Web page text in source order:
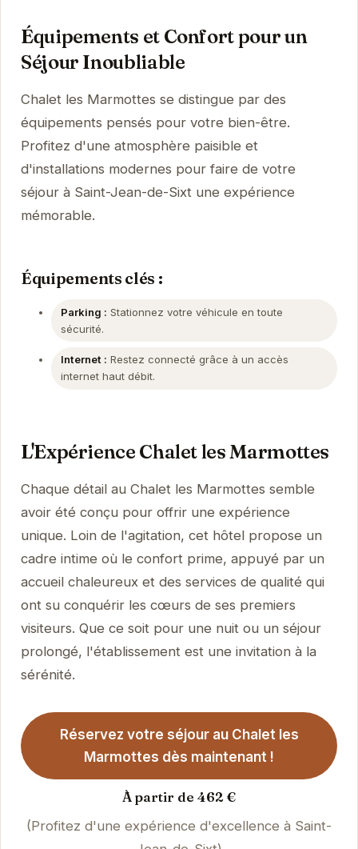
Équipements et Confort pour un
Séjour Inoubliable
Chalet les Marmottes se distingue par des
équipements pensés pour votre bien-être.
Profitez d'une atmosphère paisible et
d'installations modernes pour faire de votre
séjour à Saint-Jean-de-Sixt une expérience
mémorable.
Équipements clés :
Parking : Stationnez votre véhicule en toute
sécurité.
Internet : Restez connecté grâce à un accès
internet haut débit.
L'Expérience Chalet les Marmottes
Chaque détail au Chalet les Marmottes semble
avoir été conçu pour offrir une expérience
unique. Loin de l'agitation, cet hôtel propose un
cadre intime où le confort prime, appuyé par un
accueil chaleureux et des services de qualité qui
ont su conquérir les cœurs de ses premiers
visiteurs. Que ce soit pour une nuit ou un séjour
prolongé, l'établissement est une invitation à la
sérénité.
Réservez votre séjour au Chalet les
Marmottes dès maintenant !
À partir de 462 €
(Profitez d'une expérience d'excellence à Saint-